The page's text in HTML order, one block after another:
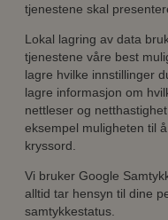
tjenestene skal
Lokal lagring av data
tjenestene våre best
lagre hvilke innstillinger
lagre informasjon om
nettleser og
eksempel muligheten til
kryssord.
Vi bruker Google
alltid tar hensyn til dine
samtykkestatus.